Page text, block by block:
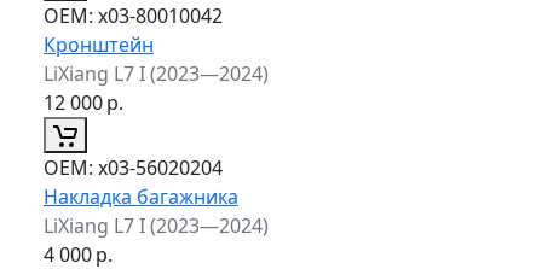
ОЕМ: x03-80010042
Кронштейн
LiXiang L7 I (2023—2024)
12 000р.
ОЕМ: x03-56020204
Накладка багажника
LiXiang L7 I (2023—2024)
4 000р.